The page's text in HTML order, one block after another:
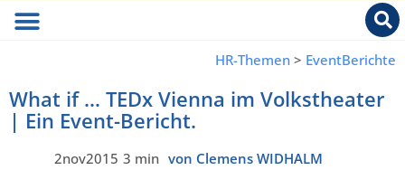
HR-Themen > EventBerichte
What if … TEDx Vienna im Volkstheater
| Ein Event-Bericht.
2nov2015 3 min von Clemens WIDHALM